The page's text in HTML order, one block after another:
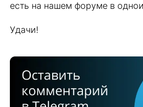
есть на нашем форуме в
Удачи!